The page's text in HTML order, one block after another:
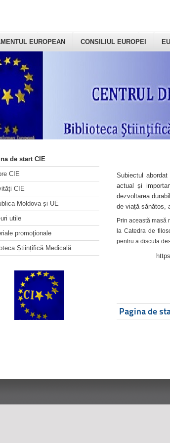
EUROPEAN CONSILIUL EUROPEI
de start CIE
CIE
CIE
Moldova și UE
utile
promoţionale
Științifică Medicală
Subiectul
actual și
dezvoltarea
de viață sănătos,
Prin această masă
la Catedra de
pentru a discuta
Pagina de